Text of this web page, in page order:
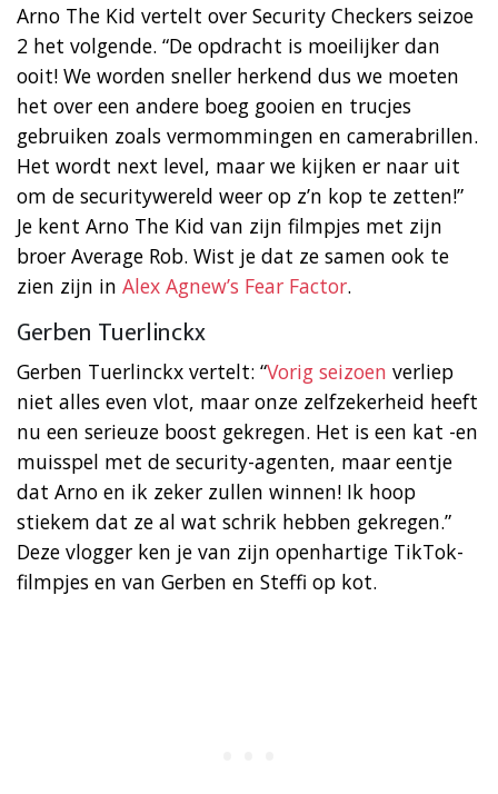
Arno The Kid vertelt over Security Checkers seizoe
2 het volgende. “De opdracht is moeilijker dan
ooit! We worden sneller herkend dus we moeten
het over een andere boeg gooien en trucjes
gebruiken zoals vermommingen en camerabrillen.
Het wordt next level, maar we kijken er naar uit
om de securitywereld weer op z’n kop te zetten!”
Je kent Arno The Kid van zijn filmpjes met zijn
broer Average Rob. Wist je dat ze samen ook te
zien zijn in Alex Agnew’s Fear Factor.
Gerben Tuerlinckx
Gerben Tuerlinckx vertelt: “Vorig seizoen verliep
niet alles even vlot, maar onze zelfzekerheid heeft
nu een serieuze boost gekregen. Het is een kat -en
muisspel met de security-agenten, maar eentje
dat Arno en ik zeker zullen winnen! Ik hoop
stiekem dat ze al wat schrik hebben gekregen.”
Deze vlogger ken je van zijn openhartige TikTok-
filmpjes en van Gerben en Steffi op kot.